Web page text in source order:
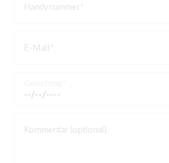
Handynummer
E-Mail
Kommentar (optional)